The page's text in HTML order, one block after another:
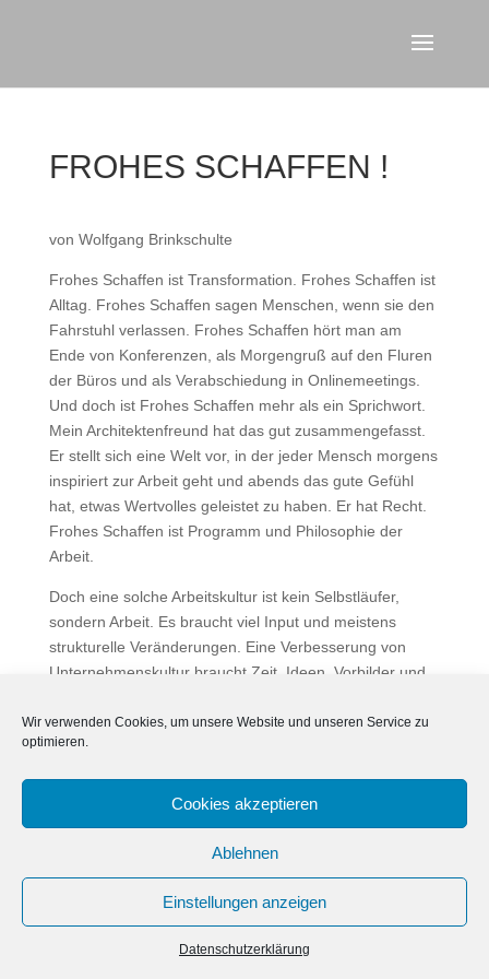
Wir verwenden Cookies, um unsere Website und unseren Service zu
optimieren.
Cookies akzeptieren
Ablehnen
Einstellungen anzeigen
Datenschutzerklärung
FROHES SCHAFFEN !
von Wolfgang Brinkschulte
Frohes Schaffen ist Transformation. Frohes Schaffen ist
Alltag. Frohes Schaffen sagen Menschen, wenn sie den
Fahrstuhl verlassen. Frohes Schaffen hört man am
Ende von Konferenzen, als Morgengruß auf den Fluren
der Büros und als Verabschiedung in Onlinemeetings.
Und doch ist Frohes Schaffen mehr als ein Sprichwort.
Mein Architektenfreund hat das gut zusammengefasst.
Er stellt sich eine Welt vor, in der jeder Mensch morgens
inspiriert zur Arbeit geht und abends das gute Gefühl
hat, etwas Wertvolles geleistet zu haben. Er hat Recht.
Frohes Schaffen ist Programm und Philosophie der
Arbeit.
Doch eine solche Arbeitskultur ist kein Selbstläufer,
sondern Arbeit. Es braucht viel Input und meistens
strukturelle Veränderungen. Eine Verbesserung von
Unternehmenskultur braucht Zeit, Ideen, Vorbilder und
näher. Frohes Schaffen!
Copyright WBR.CONSULTING 2026